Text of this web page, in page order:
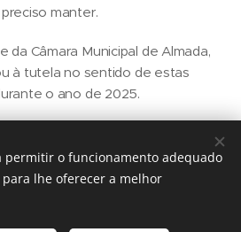
manter.
da Câmara Municipal de Almada,
à tutela no sentido de estas
o ano de 2025.
permitir o funcionamento adequado
lhe oferecer a melhor